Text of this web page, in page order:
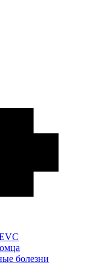
болезни